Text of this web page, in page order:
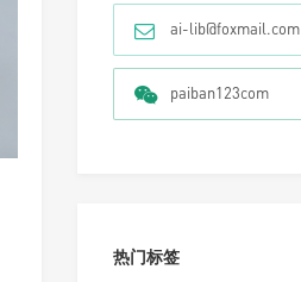
ai-lib@foxmail.com
paiban123com
热门标签